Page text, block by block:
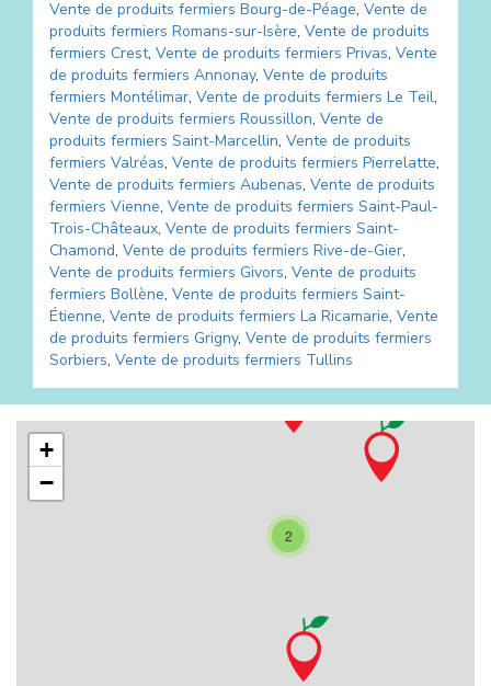
Vente de produits fermiers Bourg-de-Péage, Vente de
produits fermiers Romans-sur-Isère, Vente de produits
fermiers Crest, Vente de produits fermiers Privas, Vente
de produits fermiers Annonay, Vente de produits
fermiers Montélimar, Vente de produits fermiers Le Teil,
Vente de produits fermiers Roussillon, Vente de
produits fermiers Saint-Marcellin, Vente de produits
fermiers Valréas, Vente de produits fermiers Pierrelatte,
Vente de produits fermiers Aubenas, Vente de produits
fermiers Vienne, Vente de produits fermiers Saint-Paul-
Trois-Châteaux, Vente de produits fermiers Saint-
Chamond, Vente de produits fermiers Rive-de-Gier,
Vente de produits fermiers Givors, Vente de produits
fermiers Bollène, Vente de produits fermiers Saint-
Étienne, Vente de produits fermiers La Ricamarie, Vente
de produits fermiers Grigny, Vente de produits fermiers
Sorbiers, Vente de produits fermiers Tullins
2
+
−